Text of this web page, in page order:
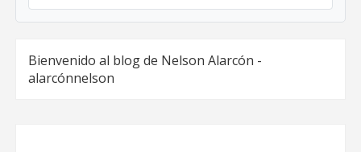
Bienvenido al blog de Nelson Alarcón -
alarcónnelson